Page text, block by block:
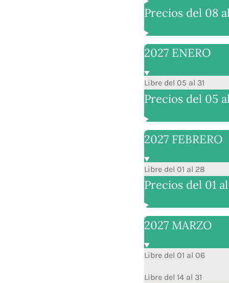
Precios del 08
2027 ENERO
Libre del 05 al 31
Precios del 05
2027 FEBRERO
Libre del 01 al 28
Precios del 01
2027 MARZO
Libre del 01 al 06
Libre del 14 al 31